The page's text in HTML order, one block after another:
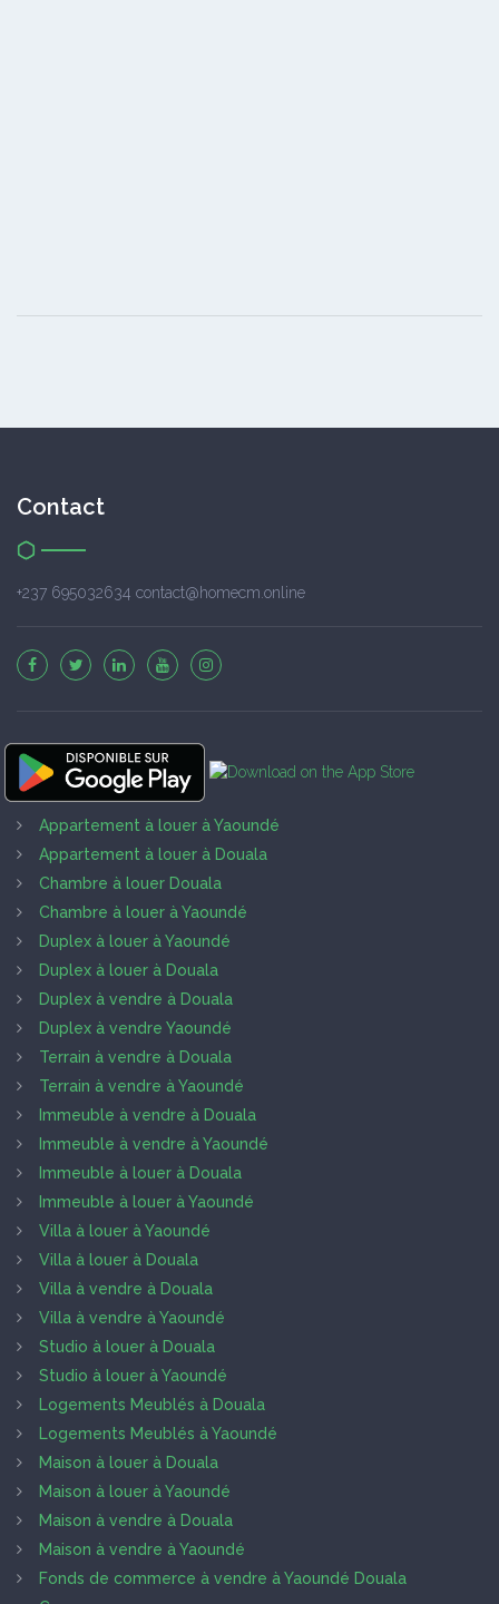
Contact
+237 695032634 contact@homecm.online
Appartement à louer à Yaoundé
Appartement à louer à Douala
Chambre à louer Douala
Chambre à louer à Yaoundé
Duplex à louer à Yaoundé
Duplex à louer à Douala
Duplex à vendre à Douala
Duplex à vendre Yaoundé
Terrain à vendre à Douala
Terrain à vendre à Yaoundé
Immeuble à vendre à Douala
Immeuble à vendre à Yaoundé
Immeuble à louer à Douala
Immeuble à louer à Yaoundé
Villa à louer à Yaoundé
Villa à louer à Douala
Villa à vendre à Douala
Villa à vendre à Yaoundé
Studio à louer à Douala
Studio à louer à Yaoundé
Logements Meublés à Douala
Logements Meublés à Yaoundé
Maison à louer à Douala
Maison à louer à Yaoundé
Maison à vendre à Douala
Maison à vendre à Yaoundé
Fonds de commerce à vendre à Yaoundé Douala